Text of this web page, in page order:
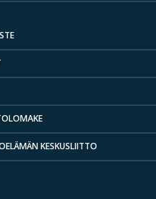
KESKUSLIITTO